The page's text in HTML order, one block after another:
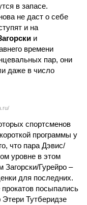
в запасе.
не даст о себе
и на
и
времени
пар, они
даже в число
спортсменов
программы у
что пара Дэвис/
уровне в этом
Гурейро –
для последних.
посыпались
Этери Тутберидзе